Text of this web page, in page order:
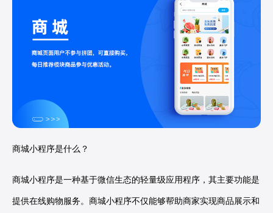
商城小程序是什么？
商城小程序是一种基于微信生态的轻量级应用程序，其主要功能是
提供在线购物服务。商城小程序不仅能够帮助商家实现商品展示和